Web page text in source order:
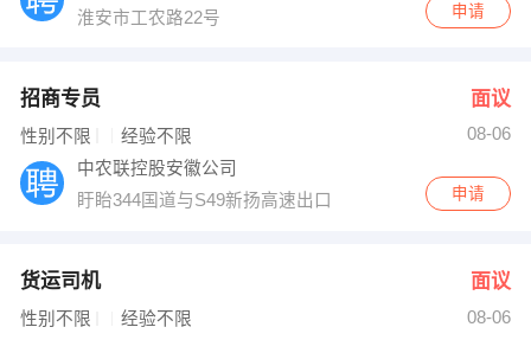
淮安市工农路22号
申请
招商专员 面议
性别不限 经验不限
08-06
中农联控股安徽公司
盱眙344国道与S49新扬高速出口交叉口东北500米全球龙
申请
货运司机 面议
性别不限 经验不限
08-06